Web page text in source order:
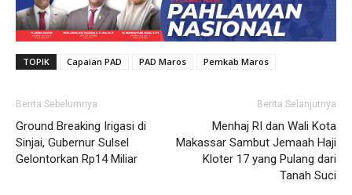
TOPIK Capaian PAD PAD Maros Pemkab Maros
Berita Sebelumnya
Ground Breaking Irigasi di
Sinjai, Gubernur Sulsel
Gelontorkan Rp14 Miliar
Berita Selanjutnya
Menhaj RI dan Wali Kota
Makassar Sambut Jemaah Haji
Kloter 17 yang Pulang dari
Tanah Suci